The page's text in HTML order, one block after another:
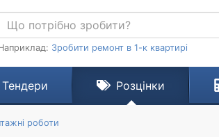
Зробити ремонт в 1-к квартирі
Тендери Розцінки
роботи